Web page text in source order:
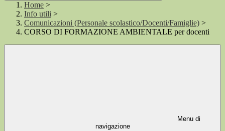
Home >
Info utili >
Comunicazioni (Personale scolastico/Docenti/Famiglie) >
CORSO DI FORMAZIONE AMBIENTALE per docenti
Menu di
navigazione